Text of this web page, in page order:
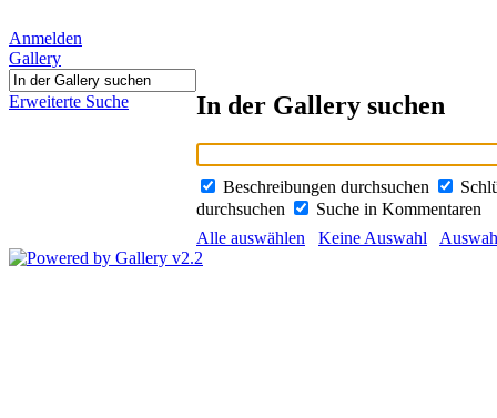
Anmelden
Gallery
Erweiterte Suche In der Gallery suchen
Beschreibungen durchsuchen
durchsuchen
Suche in Kommentaren
Alle auswählen
Keine Auswahl